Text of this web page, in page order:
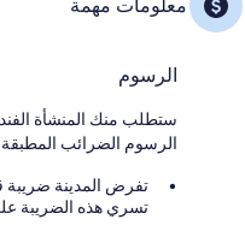
معلومات مهمة
الرسوم
ستطلب منك المنشأة
الرسوم الضرائب
تسري هذه الضريبة على